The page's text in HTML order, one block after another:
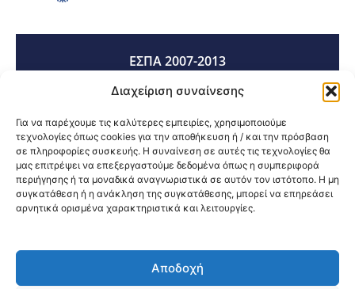
Διαχείριση συναίνεσης
Για να παρέχουμε τις καλύτερες εμπειρίες, χρησιμοποιούμε
τεχνολογίες όπως cookies για την αποθήκευση ή / και την πρόσβαση
σε πληροφορίες συσκευής. Η συναίνεση σε αυτές τις τεχνολογίες θα
μας επιτρέψει να επεξεργαστούμε δεδομένα όπως η συμπεριφορά
περιήγησης ή τα μοναδικά αναγνωριστικά σε αυτόν τον ιστότοπο. Η μη
συγκατάθεση ή η ανάκληση της συγκατάθεσης, μπορεί να επηρεάσει
αρνητικά ορισμένα χαρακτηριστικά και λειτουργίες.
Αποδοχή
ΕΣΠΑ 2007-2013
ΕΣΠΑ 2014-2020
ΕΣΠΑ 2021-2027
@2026 3ype.gr All rights reserved